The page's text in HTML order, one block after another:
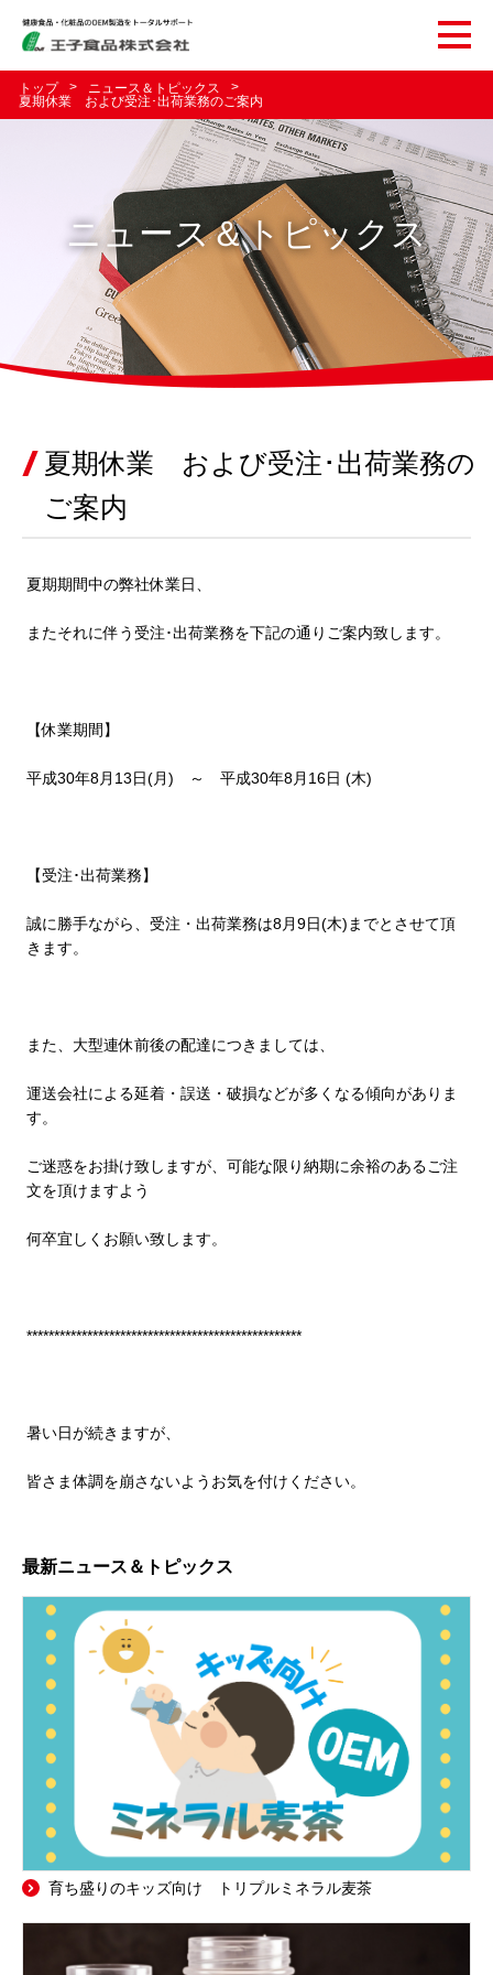
トップ
ニュース＆トピックス
夏期休業 および受注･出荷業務のご案内
ニュース＆トピックス
夏期休業 および受注･出荷業務の
ご案内
夏期期間中の弊社休業日、
またそれに伴う受注･出荷業務を下記の通りご案内致します。
【休業期間】
平成30年8月13日(月) ～ 平成30年8月16日 (木)
【受注･出荷業務】
誠に勝手ながら、受注・出荷業務は8月9日(木)までとさせて頂
きます。
また、大型連休前後の配達につきましては、
運送会社による延着・誤送・破損などが多くなる傾向がありま
す。
ご迷惑をお掛け致しますが、可能な限り納期に余裕のあるご注
文を頂けますよう
何卒宜しくお願い致します。
**************************************************
暑い日が続きますが、
皆さま体調を崩さないようお気を付けください。
最新ニュース＆トピックス
育ち盛りのキッズ向け トリプルミネラル麦茶